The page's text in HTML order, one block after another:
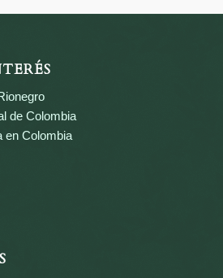
de Colombia
en Colombia